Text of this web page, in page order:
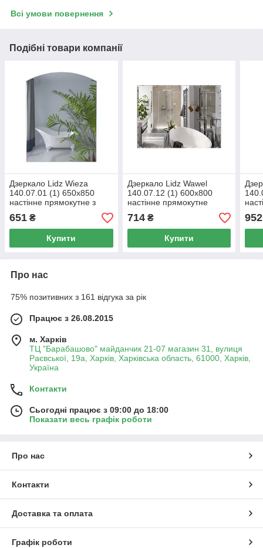
Всі умови повернення
Подібні товари компанії
Дзеркало Lidz Wieza
140.07.01 (1) 650х850
настінне прямокутне з
дугоподібним верхом
LD78WI6585
651 ₴
Купити
Дзеркало Lidz Wawel
140.07.12 (1) 600х800
настінне прямокутне
LD78WA6080
714₴
Купити
952
Про нас
75% позитивних з 161 відгука за рік
Працює з 26.08.2015
м. Харків
ТЦ "Барабашово" майданчик 21-07 магазин 31, вулиця
Раєвської, 19а, Харків, Харківська область, 61000, Харків,
Україна
Контакти
Сьогодні працює з 09:00 до 18:00
Показати весь графік роботи
Про нас
Контакти
Доставка та оплата
Графік роботи